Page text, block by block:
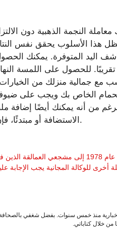
النجمة الذهبية دون
هذا الأسلوب يحقق نفس
مع جمالية منزلك من الخيارات
الخاص بك ويجب على
من أنه يمكنك أيضًا إضافة
الاستضافة أو مبتدئًا، فإن هذه الخدعة ستأخذ أحداثك إلى المستوى التالي.
ذلك أولاً
للوكالة المجانية يجب الإجابة
منذ خمس سنوات. بفضل شغفي بالصحافة
من خلال كتاباتي.